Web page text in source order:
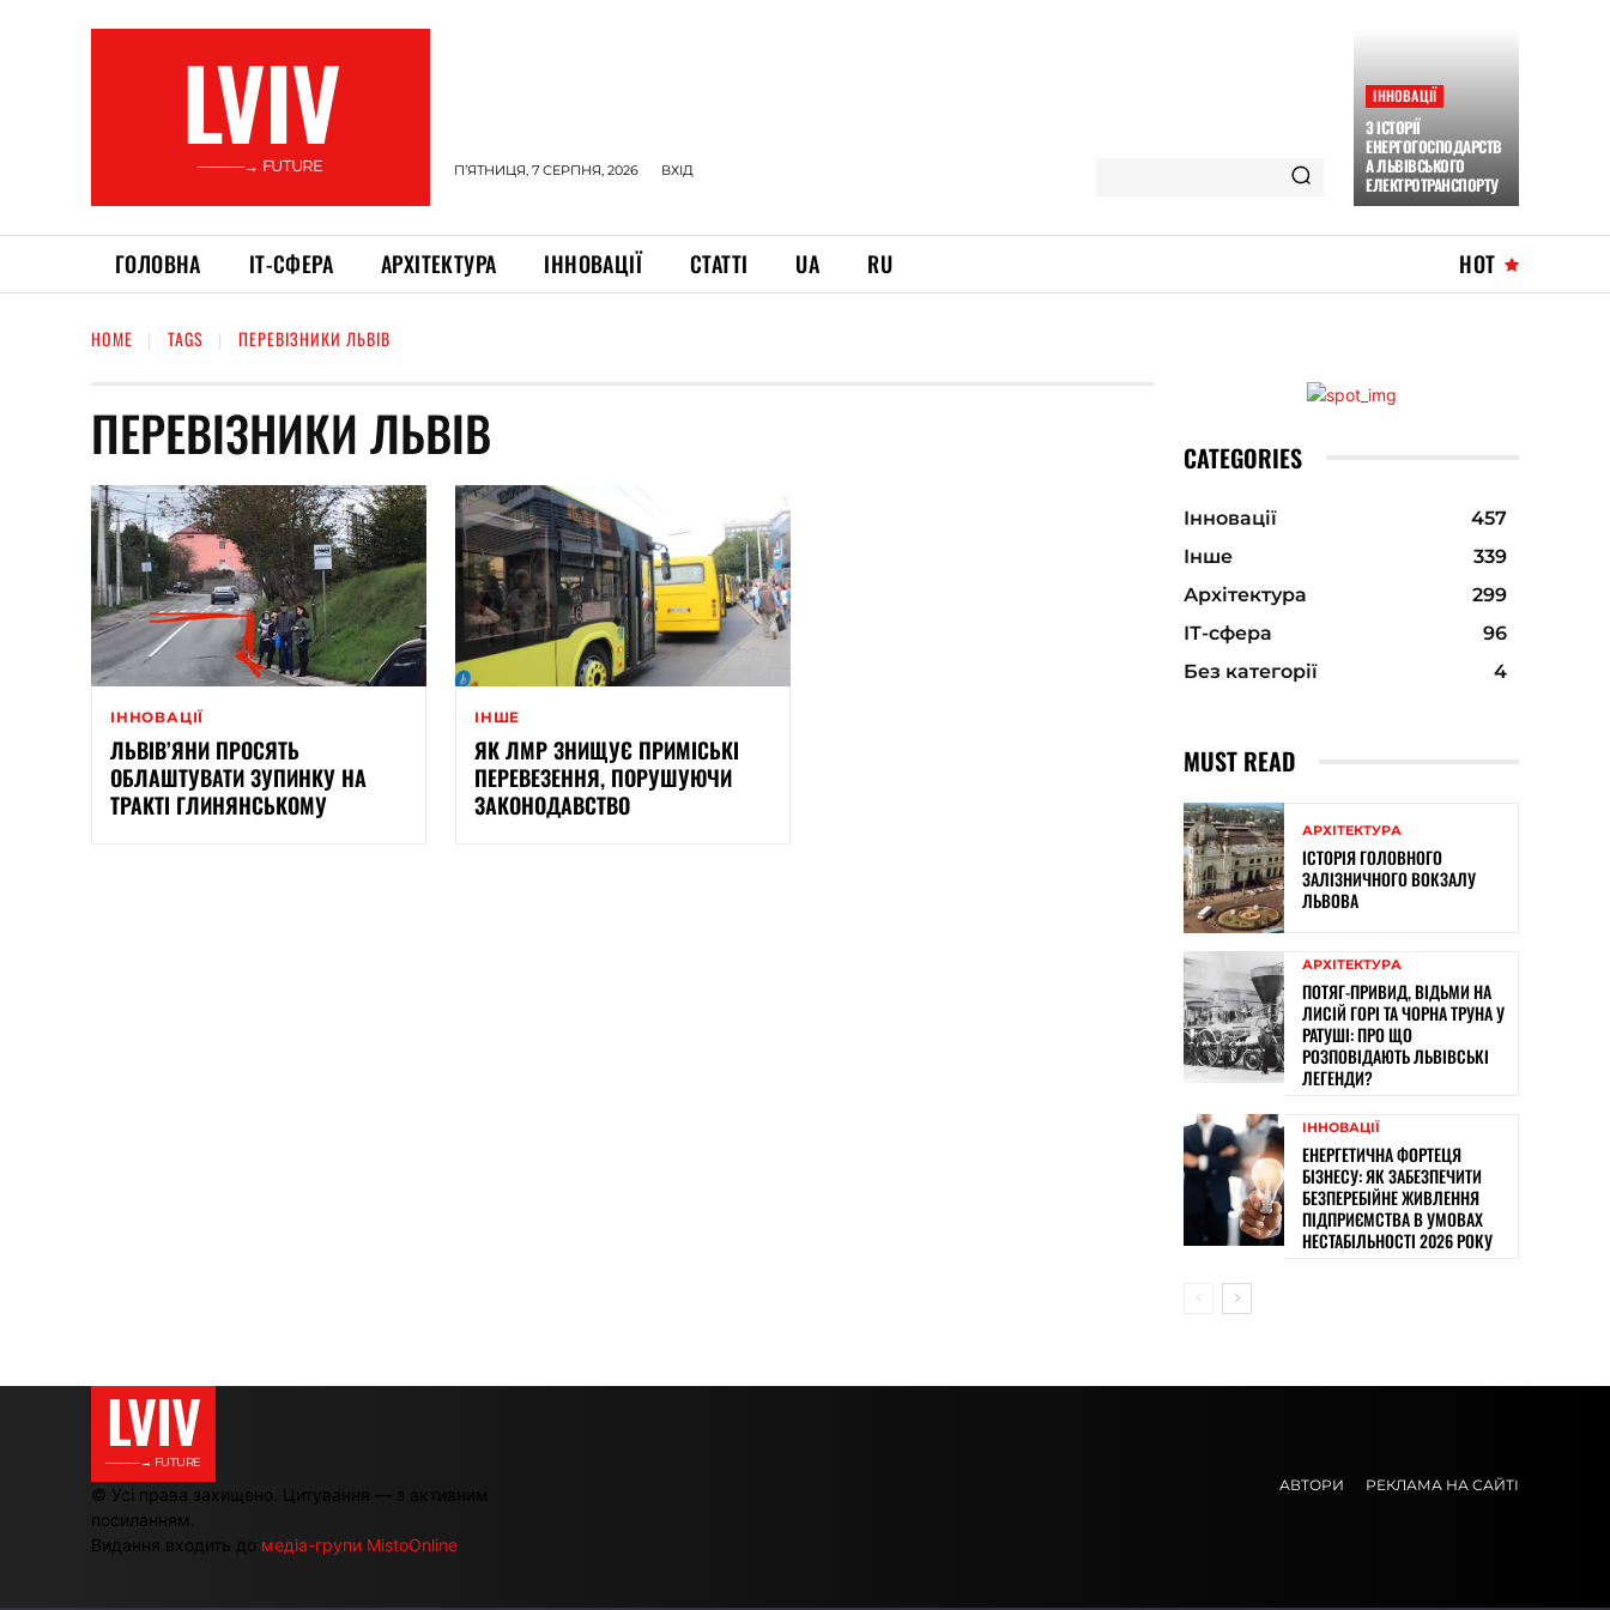
LVIV
———→ FUTURE П’ЯТНИЦЯ, 7 СЕРПНЯ, 2026 ВХІД
ІННОВАЦІЇ
З ІСТОРІЇ
ЕНЕРГОГОСПОДАРСТВ
А ЛЬВІВСЬКОГО
ЕЛЕКТРОТРАНСПОРТУ
ГОЛОВНА ІТ-СФЕРА АРХІТЕКТУРА ІННОВАЦІЇ СТАТТІ UA RU HOT
HOME TAGS ПЕРЕВІЗНИКИ ЛЬВІВ
ПЕРЕВІЗНИКИ ЛЬВІВ
ІННОВАЦІЇ
ЛЬВІВ’ЯНИ ПРОСЯТЬ
ОБЛАШТУВАТИ ЗУПИНКУ НА
ТРАКТІ ГЛИНЯНСЬКОМУ
ІНШЕ
ЯК ЛМР ЗНИЩУЄ ПРИМІСЬКІ
ПЕРЕВЕЗЕННЯ, ПОРУШУЮЧИ
ЗАКОНОДАВСТВО
CATEGORIES
Інновації
457
Інше
339
Архітектура
299
ІТ-сфера
96
Без категорії
4
MUST READ
АРХІТЕКТУРА
ІСТОРІЯ ГОЛОВНОГО
ЗАЛІЗНИЧНОГО ВОКЗАЛУ
ЛЬВОВА
АРХІТЕКТУРА
ПОТЯГ-ПРИВИД, ВІДЬМИ НА
ЛИСІЙ ГОРІ ТА ЧОРНА ТРУНА У
РАТУШІ: ПРО ЩО
РОЗПОВІДАЮТЬ ЛЬВІВСЬКІ
ЛЕГЕНДИ?
ІННОВАЦІЇ
ЕНЕРГЕТИЧНА ФОРТЕЦЯ
БІЗНЕСУ: ЯК ЗАБЕЗПЕЧИТИ
БЕЗПЕРЕБІЙНЕ ЖИВЛЕННЯ
ПІДПРИЄМСТВА В УМОВАХ
НЕСТАБІЛЬНОСТІ 2026 РОКУ
LVIV
———→ FUTURE
© Усі права захищено. Цитування — з активним
посиланням.
Видання входить до медіа-групи MistoOnline
АВТОРИ РЕКЛАМА НА САЙТІ